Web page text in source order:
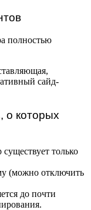
полностью
сайд-
о которых
только
(можно отключить
до почти